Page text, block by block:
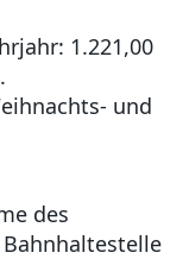
1.221,00
und
des